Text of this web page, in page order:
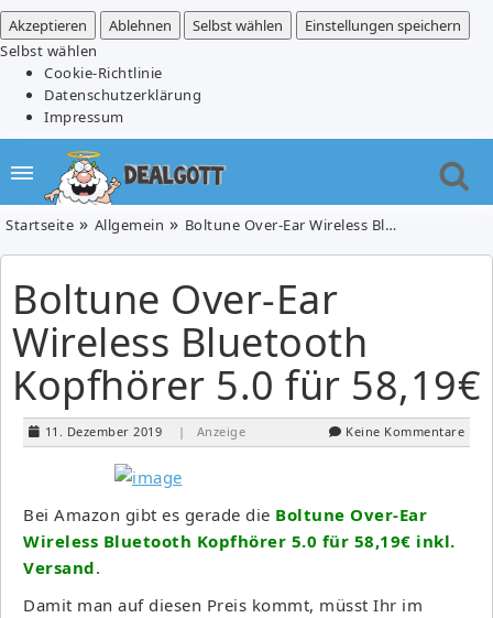
Akzeptieren
Ablehnen Selbst wählen
Einstellungen speichern
Selbst wählen
Cookie-Richtlinie
Datenschutzerklärung
Impressum
Startseite Allgemein Boltune Over-Ear Wireless Bluetooth Kopfhörer 5.0 für 58,19€
Boltune Over-Ear
Wireless Bluetooth
Kopfhörer 5.0 für 58,19€
11. Dezember 2019 | Anzeige Keine Kommentare
Bei Amazon gibt es gerade die Boltune Over-Ear
Wireless Bluetooth Kopfhörer 5.0 für 58,19€ inkl.
Versand.
Damit man auf diesen Preis kommt, müsst Ihr im